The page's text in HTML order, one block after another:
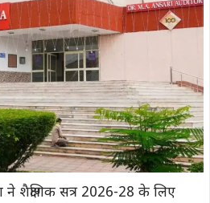
ने शैक्षणिक सत्र 2026-28 के लिए